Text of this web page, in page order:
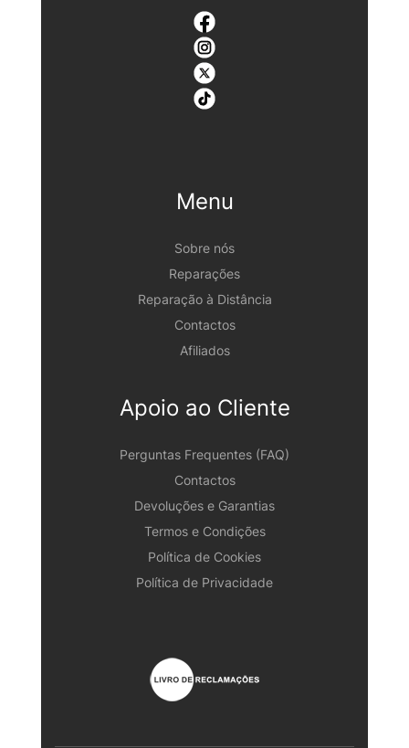
Menu
Sobre nós
Reparações
Reparação à Distância
Contactos
Afiliados
Apoio ao Cliente
Perguntas Frequentes (FAQ)
Contactos
Devoluções e Garantias
Termos e Condições
Política de Cookies
Política de Privacidade